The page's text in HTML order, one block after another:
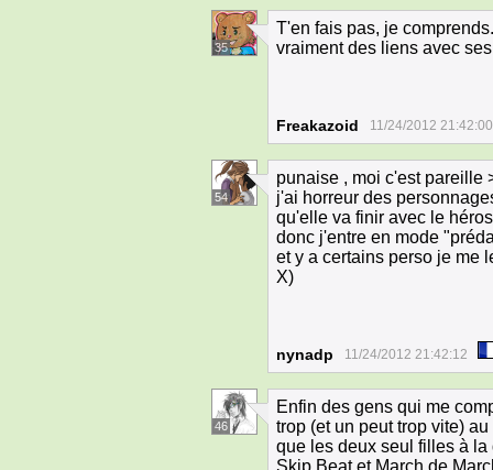
35
T'en fais pas, je
vraiment des liens avec
Freakazoid 11/24/2012 21:42:00
54
punaise , moi c'est pareille
j'ai horreur des
qu'elle va finir avec le
donc j'entre en mode
et y a certains perso je me
X)
nynadp 11/24/2012 21:42:12
46
Enfin des gens qui me
trop (et un peut trop vite)
que les deux seul filles à
Skip Beat et March de